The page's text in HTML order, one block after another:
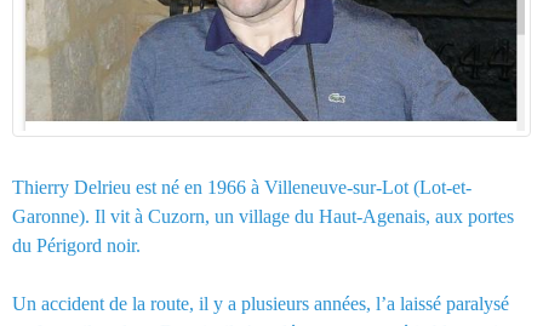
Thierry Delrieu est né en 1966 à Villeneuve-sur-Lot (Lot-et-
Garonne). Il vit à Cuzorn, un village du Haut-Agenais, aux portes
du Périgord noir.
Un accident de la route, il y a plusieurs années, l’a laissé paralysé